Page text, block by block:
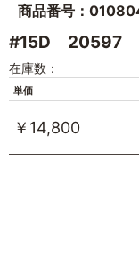
商品番号：
#15D 20597
在庫数：
単価
￥14,800